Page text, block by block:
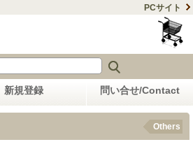
PCサイト
新規登録 問い合せ/Contact
Others